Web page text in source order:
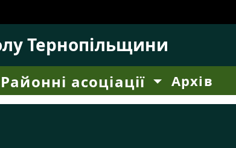
Тернопільщини
Районні асоціації Архів